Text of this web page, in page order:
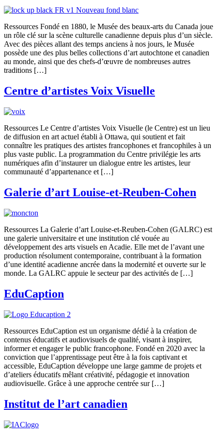
Ressources Fondé en 1880, le Musée des beaux-arts du Canada joue
un rôle clé sur la scène culturelle canadienne depuis plus d’un siècle.
Avec des pièces allant des temps anciens à nos jours, le Musée
possède une des plus belles collections d’art autochtone et canadien
au monde, ainsi que des chefs-d’œuvre de nombreuses autres
traditions […]
Centre d’artistes Voix Visuelle
Ressources Le Centre d’artistes Voix Visuelle (le Centre) est un lieu
de diffusion en art actuel établi à Ottawa, qui soutient et fait
connaître les pratiques des artistes francophones et francophiles à un
plus vaste public. La programmation du Centre privilégie les arts
numériques afin d’instaurer un dialogue entre les artistes, leur
communauté d’appartenance et […]
Galerie d’art Louise-et-Reuben-Cohen
Ressources La Galerie d’art Louise-et-Reuben-Cohen (GALRC) est
une galerie universitaire et une institution clé vouée au
développement des arts visuels en Acadie. Elle met de l’avant une
production résolument contemporaine, contribuant à la formation
d’une identité acadienne ancrée dans la modernité et ouverte sur le
monde. La GALRC appuie le secteur par des activités de […]
EduCaption
Ressources EduCaption est un organisme dédié à la création de
contenus éducatifs et audiovisuels de qualité, visant à inspirer,
informer et engager le public francophone. Fondé en 2020 avec la
conviction que l’apprentissage peut être à la fois captivant et
accessible, EduCaption développe une large gamme de projets et
d’ateliers éducatifs mêlant créativité, pédagogie et innovation
audiovisuelle. Grâce à une approche centrée sur […]
Institut de l’art canadien